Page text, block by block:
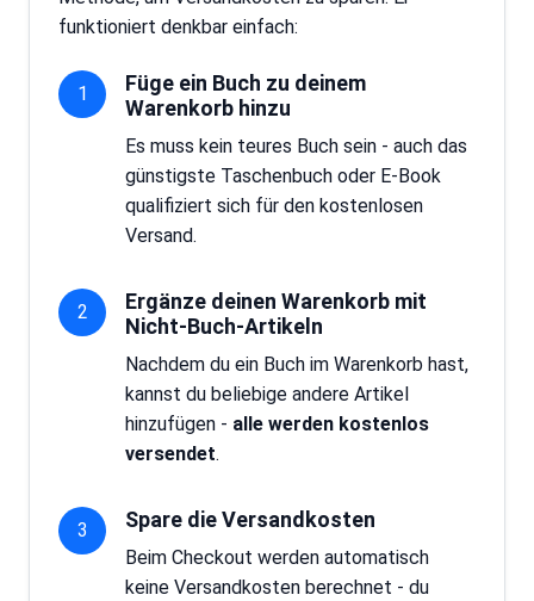
funktioniert denkbar einfach:
1
Füge ein Buch zu deinem
Warenkorb hinzu
Es muss kein teures Buch sein - auch das
günstigste Taschenbuch oder E-Book
qualifiziert sich für den kostenlosen
Versand.
2
Ergänze deinen Warenkorb mit
Nicht-Buch-Artikeln
Nachdem du ein Buch im Warenkorb hast,
kannst du beliebige andere Artikel
hinzufügen - alle werden kostenlos
versendet.
3 Spare die Versandkosten
Beim Checkout werden automatisch
keine Versandkosten berechnet - du